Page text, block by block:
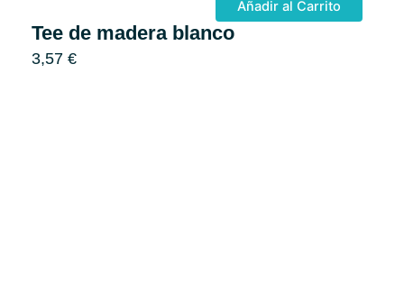
Añadir al Carrito
Tee de madera blanco
3,57 €